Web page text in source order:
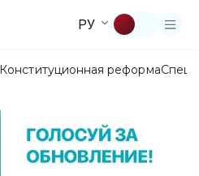
РУ
Конституционная реформа